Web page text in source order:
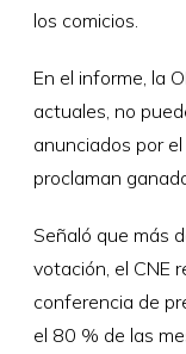
los comicios.
En el informe, la
actuales, no
anunciados por
proclaman
Señaló que más
votación, el CNE
conferencia de
el 80 % de las